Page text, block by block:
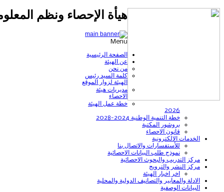
هيأة الإحصاء ونظم
Menu
الصفحة الرئيسية
عن الهيئة
من نحن
كلمة السيد رئيس
الهيئة لزوار الموقع
مديريات هيئة
الاحصاء
خطة عمل الهيئة
2026
خطة التنمية الوطنية 2024-2028
بروشور المكتبة
قانون الاحصاء
الخدمات الالكترونية
للأستفسارات والاتصال بنا
نموذج طلب البيانات الاحصائية
مركز التدريب والبحوث الاحصائية
مركز النشر والترويج
اخر اخبار الهيئة
الادلة والمعايير والتصانيف الدولية والمحلية
البيانات الوصفية